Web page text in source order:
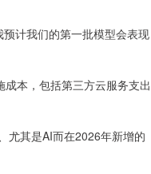
计我们的第一批模型会表现
本，包括第三方云服务支出
尤其是AI而在2026年新增的